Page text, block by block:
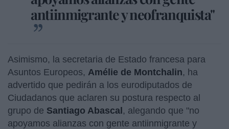
antiinmigrante y neofranquista"
Asimismo, la secretaria de Estado francesa para
Asuntos Europeos, Amélie de Montchalin, ha
advertido que pedirán a los eurodiputados de
Ciudadanos que aclaren su postura respecto al
grupo de Santiago Abascal, alegando que "no
apoyamos alianzas con gente antiinmigrante y